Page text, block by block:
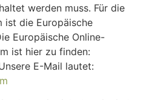
werden muss. Für die
ist die Europäische
Europäische Online-
ist hier zu finden:
E-Mail lautet: